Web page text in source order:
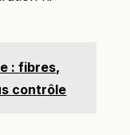
: fibres,
contrôle